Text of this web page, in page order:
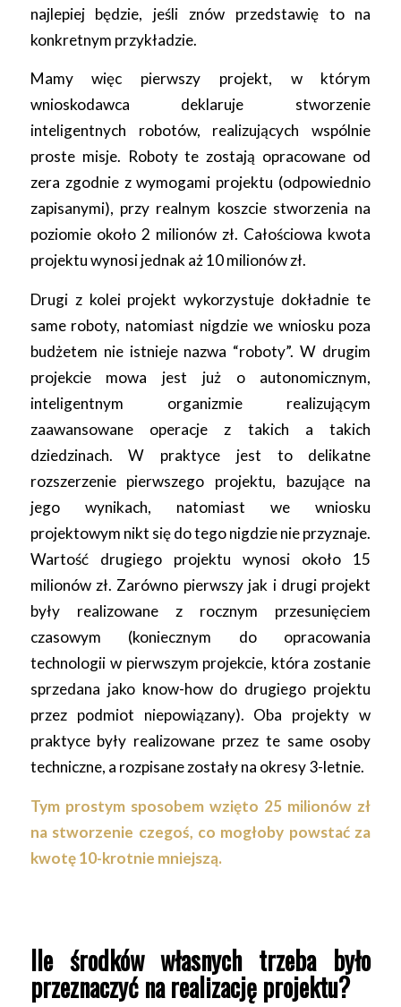
najlepiej będzie, jeśli znów przedstawię to na
konkretnym przykładzie.
Mamy więc pierwszy projekt, w którym
wnioskodawca deklaruje stworzenie
inteligentnych robotów, realizujących wspólnie
proste misje. Roboty te zostają opracowane od
zera zgodnie z wymogami projektu (odpowiednio
zapisanymi), przy realnym koszcie stworzenia na
poziomie około 2 milionów zł. Całościowa kwota
projektu wynosi jednak aż 10 milionów zł.
Drugi z kolei projekt wykorzystuje dokładnie te
same roboty, natomiast nigdzie we wniosku poza
budżetem nie istnieje nazwa “roboty”. W drugim
projekcie mowa jest już o autonomicznym,
inteligentnym organizmie realizującym
zaawansowane operacje z takich a takich
dziedzinach. W praktyce jest to delikatne
rozszerzenie pierwszego projektu, bazujące na
jego wynikach, natomiast we wniosku
projektowym nikt się do tego nigdzie nie przyznaje.
Wartość drugiego projektu wynosi około 15
milionów zł. Zarówno pierwszy jak i drugi projekt
były realizowane z rocznym przesunięciem
czasowym (koniecznym do opracowania
technologii w pierwszym projekcie, która zostanie
sprzedana jako know-how do drugiego projektu
przez podmiot niepowiązany). Oba projekty w
praktyce były realizowane przez te same osoby
techniczne, a rozpisane zostały na okresy 3-letnie.
Tym prostym sposobem wzięto 25 milionów zł
na stworzenie czegoś, co mogłoby powstać za
kwotę 10-krotnie mniejszą.
Ile środków własnych trzeba było
przeznaczyć na realizację projektu?